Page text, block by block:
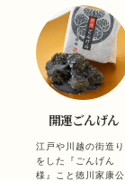
開運ごんげん
江戸や川越の街造り
をした『ごんげん
様』こと徳川家康公